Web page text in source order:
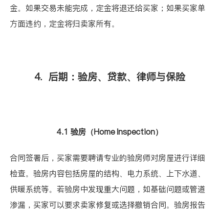
金。如果交易未能完成，定金将退还给买家；如果买家单
方面违约，定金将归卖家所有。
4. 后期：验房、贷款、律师与保险
4.1 验房（Home Inspection）
合同签署后，买家需要聘请专业的验房师对房屋进行详细
检查。验房内容包括房屋的结构、电力系统、上下水道、
供暖系统等。若验房中发现重大问题，如基础问题或管道
渗漏，买家可以要求卖家修复或选择撤销合同。验房报告